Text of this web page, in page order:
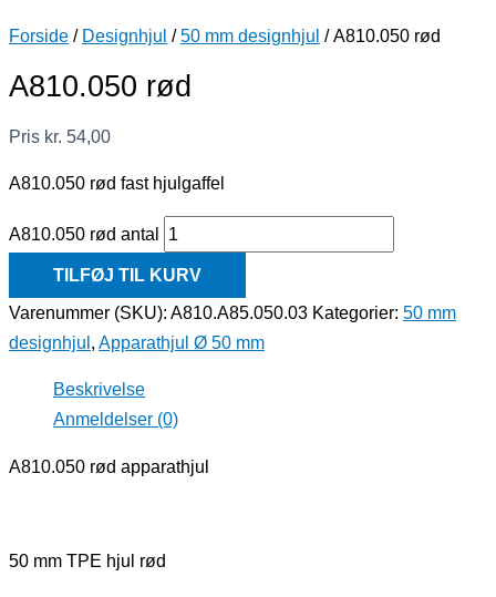
Forside / Designhjul /50 mm designhjul / A810.050 rød
A810.050 rød
Pris kr. 54,00
A810.050 rød fast hjulgaffel
A810.050 rød antal
TILFØJ TIL KURV
Varenummer (SKU): A810.A85.050.03 Kategorier: 50 mm
designhjul , Apparathjul Ø 50 mm
Beskrivelse
Anmeldelser (0)
A810.050 rød apparathjul
50 mm TPE hjul rød